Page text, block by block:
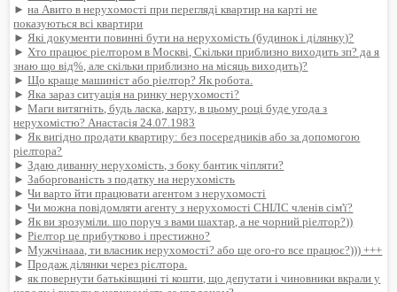
►на Авито в нерухомості при перегляді квартир на карті не
показуються всі квартири
► Які документи повинні бути на нерухомість (будинок і ділянку)?
► Хто працює ріелтором в Москві, Скільки приблизно виходить зп? да я
знаю що від%, але скільки приблизно на місяць виходить)?
►Що краще машиніст або ріелтор? Як робота.
► Яка зараз ситуація на ринку нерухомості?
►Маги витягніть, будь ласка, карту, в цьому році буде угода з
нерухомістю? Анастасія 24.07.1983
► Як вигідно продати квартиру: без посередників або за допомогою
ріелтора?
►Здаю диванну нерухомість, з боку бантик чіпляти?
►Заборгованість з податку на нерухомість
►Чи варто йти працювати агентом з нерухомості
►Чи можна повідомляти агенту з нерухомості СНІЛС членів сім'ї?
► Як ви зрозуміли. що поруч з вами шахтар, а не чорний ріелтор?))
►Ріелтор це прибутково і престижно?
►Мужчінааа, ти власник нерухомості? або ще ого-го все працює?))) +++
►Продаж ділянки через рієлтора.
►як повернути батьківщині ті кошти, що депутати і чиновники вкрали у